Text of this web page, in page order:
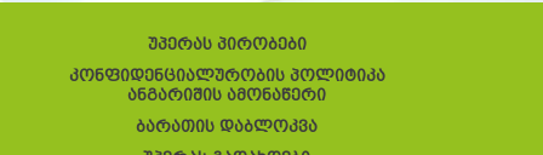
უპერას პირობები
კონფიდენციალურობის პოლიტიკა
ანგარიშის ამონაწერი
ბარათის დაბლოკვა